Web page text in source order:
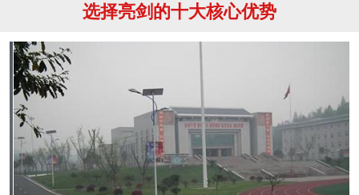
选择亮剑的十大核心优势